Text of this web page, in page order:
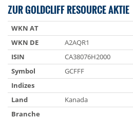
ZUR GOLDCLIFF RESOURCE AKTIE
WKN AT
WKN DE
A2AQR1
ISIN
CA38076H2000
Symbol
GCFFF
Indizes
Land
Kanada
Branche